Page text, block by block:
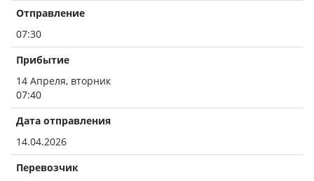
Отправление
07:30
Прибытие
14 Апреля, вторник
07:40
Дата отправления
14.04.2026
Перевозчик